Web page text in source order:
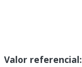
Valor referencial: